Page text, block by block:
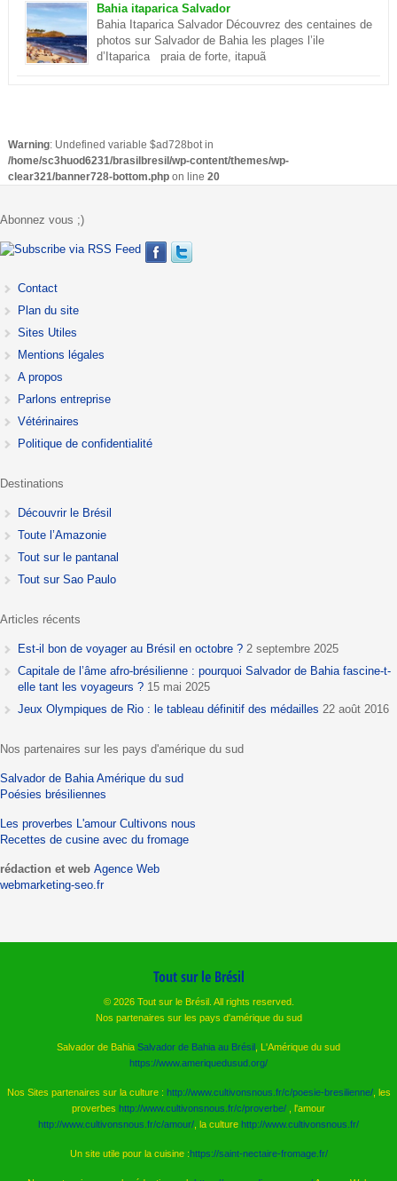
merveilles du monde . Ce sont environ cent millions d’internautes
qui les ont choisies lors d’un concours. En savoir plus sur le
Corcovado
Bahia itaparica Salvador
Bahia Itaparica Salvador Découvrez des centaines de
photos sur Salvador de Bahia les plages l’ile
d’Itaparica praia de forte, itapuã
Warning: Undefined variable $ad728bot in
/home/sc3huod6231/brasilbresil/wp-content/themes/wp-
clear321/banner728-bottom.phpon line 20
Abonnez vous ;)
Contact
Plan du site
Sites Utiles
Mentions légales
A propos
Parlons entreprise
Vétérinaires
Politique de confidentialité
Destinations
Découvrir le Brésil
Toute l’Amazonie
Tout sur le pantanal
Tout sur Sao Paulo
Articles récents
Est-il bon de voyager au Brésil en octobre ? 2 septembre 2025
Capitale de l’âme afro-brésilienne : pourquoi Salvador de Bahia fascine-t-
elle tant les voyageurs ? 15 mai 2025
Jeux Olympiques de Rio : le tableau définitif des médailles 22 août 2016
Nos partenaires sur les pays d'amérique du sud
Salvador de Bahia Amérique du sud
Poésies brésiliennes
Les proverbes L'amour Cultivons nous
Recettes de cusine avec du fromage
rédaction et web Agence Web
webmarketing-seo.fr
Tout sur le Brésil
© 2026 Tout sur le Brésil. All rights reserved.
Nos partenaires sur les pays d'amérique du sud
Salvador de Bahia Salvador de Bahia au Brésil , L'Amérique du sud
https://www.ameriquedusud.org/
Nos Sites partenaires sur la culture : http://www.cultivonsnous.fr/c/poesie-bresilienne/, les
proverbes http://www.cultivonsnous.fr/c/proverbe/
, l'amour
http://www.cultivonsnous.fr/c/amour/ , la culture http://www.cultivonsnous.fr/
Un site utile pour la cuisine :https://saint-nectaire-fromage.fr/